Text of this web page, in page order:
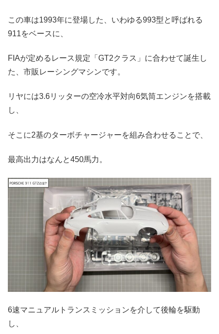
この車は1993年に登場した、いわゆる993型と呼ばれる
911をベースに、
FIAが定めるレース規定「GT2クラス」に合わせて誕生し
た、市販レーシングマシンです。
リヤには3.6リッターの空冷水平対向6気筒エンジンを搭載
し、
そこに2基のターボチャージャーを組み合わせることで、
最高出力はなんと450馬力。
6速マニュアルトランスミッションを介して後輪を駆動
し、